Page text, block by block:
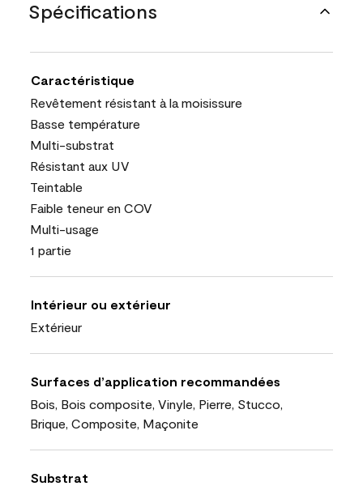
Spécifications
Caractéristique
Revêtement résistant à la moisissure
Basse température
Multi-substrat
Résistant aux UV
Teintable
Faible teneur en COV
Multi-usage
1 partie
Intérieur ou extérieur
Extérieur
Surfaces d’application recommandées
Bois, Bois composite, Vinyle, Pierre, Stucco,
Brique, Composite, Maçonite
Substrat